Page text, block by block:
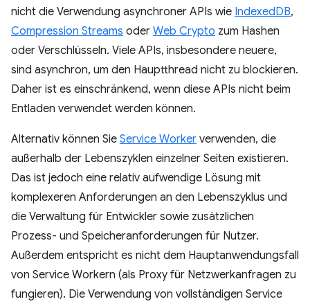
nicht die Verwendung asynchroner APIs wie IndexedDB,
Compression Streams oder Web Crypto zum Hashen
oder Verschlüsseln. Viele APIs, insbesondere neuere,
sind asynchron, um den Hauptthread nicht zu blockieren.
Daher ist es einschränkend, wenn diese APIs nicht beim
Entladen verwendet werden können.
Alternativ können Sie Service Worker verwenden, die
außerhalb der Lebenszyklen einzelner Seiten existieren.
Das ist jedoch eine relativ aufwendige Lösung mit
komplexeren Anforderungen an den Lebenszyklus und
die Verwaltung für Entwickler sowie zusätzlichen
Prozess- und Speicheranforderungen für Nutzer.
Außerdem entspricht es nicht dem Hauptanwendungsfall
von Service Workern (als Proxy für Netzwerkanfragen zu
fungieren). Die Verwendung von vollständigen Service